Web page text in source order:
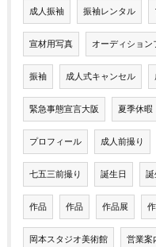
成人振袖 振袖レンタル
宣材用写真 オーディション
振袖 成人式キャンセル
緊急事態宣言大阪 夏季休暇
プロフィール 成人前撮り
七五三前撮り 誕生日 誕
作品 作品 作品展
岡本スタジオ美術館 営業案